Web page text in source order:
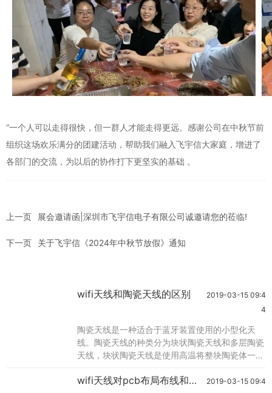
“一个人可以走得很快，但一群人才能走得更远。感谢公司在中秋节前
组织这场欢乐满分的团建活动，帮助我们融入飞宇信大家庭，增进了
各部门的交流，为以后的协作打下更坚实的基础 。
上一页 展会邀请函|深圳市飞宇信电子有限公司诚邀请您的莅临!
下一页 关于飞宇信《2024年中秋节放假》通知
wifi天线和陶瓷天线的区别
2019-03-15 09:4
4
陶瓷天线是一种适合于蓝牙装置使用的小型化天
线。陶瓷天线的种类分为块状陶瓷天线和多层陶瓷
天线，块状陶瓷天线是使用高温将整块陶瓷体一次
的表面上。多层天线烧制采用低温共烧的方式将多
wifi天线对pcb布局布线和结
2019-03-15 09:4